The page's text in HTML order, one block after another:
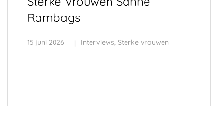
Rambags
15 juni 2026 Interviews, Sterke vrouwen